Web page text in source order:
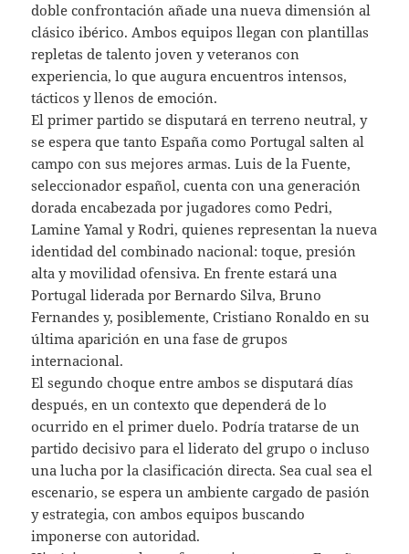
doble confrontación añade una nueva dimensión al
clásico ibérico. Ambos equipos llegan con plantillas
repletas de talento joven y veteranos con
experiencia, lo que augura encuentros intensos,
tácticos y llenos de emoción.
El primer partido se disputará en terreno neutral, y
se espera que tanto España como Portugal salten al
campo con sus mejores armas. Luis de la Fuente,
seleccionador español, cuenta con una generación
dorada encabezada por jugadores como Pedri,
Lamine Yamal y Rodri, quienes representan la nueva
identidad del combinado nacional: toque, presión
alta y movilidad ofensiva. En frente estará una
Portugal liderada por Bernardo Silva, Bruno
Fernandes y, posiblemente, Cristiano Ronaldo en su
última aparición en una fase de grupos
internacional.
El segundo choque entre ambos se disputará días
después, en un contexto que dependerá de lo
ocurrido en el primer duelo. Podría tratarse de un
partido decisivo para el liderato del grupo o incluso
una lucha por la clasificación directa. Sea cual sea el
escenario, se espera un ambiente cargado de pasión
y estrategia, con ambos equipos buscando
imponerse con autoridad.